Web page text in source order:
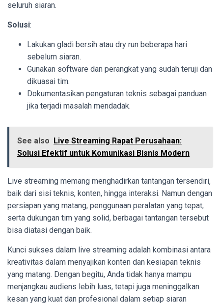
seluruh siaran.
Solusi:
Lakukan gladi bersih atau dry run beberapa hari
sebelum siaran.
Gunakan software dan perangkat yang sudah teruji dan
dikuasai tim.
Dokumentasikan pengaturan teknis sebagai panduan
jika terjadi masalah mendadak.
See also
Live Streaming Rapat Perusahaan:
Solusi Efektif untuk Komunikasi Bisnis Modern
Live streaming memang menghadirkan tantangan tersendiri,
baik dari sisi teknis, konten, hingga interaksi. Namun dengan
persiapan yang matang, penggunaan peralatan yang tepat,
serta dukungan tim yang solid, berbagai tantangan tersebut
bisa diatasi dengan baik.
Kunci sukses dalam live streaming adalah kombinasi antara
kreativitas dalam menyajikan konten dan kesiapan teknis
yang matang. Dengan begitu, Anda tidak hanya mampu
menjangkau audiens lebih luas, tetapi juga meninggalkan
kesan yang kuat dan profesional dalam setiap siaran